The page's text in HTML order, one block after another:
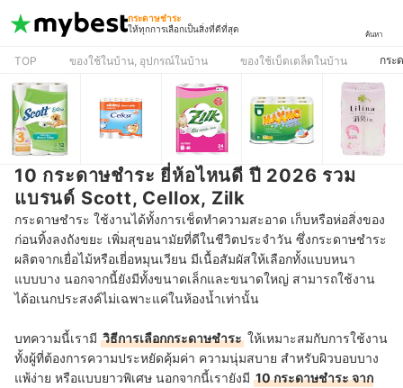
กระดาษชำระ
ให้ทุกการเลือกเป็นสิ่งที่ดีที่สุด
ค้นหา
TOP ของใช้ในบ้าน, อุปกรณ์ในบ้าน ของใช้เบ็ดเตล็ดในบ้าน กระ
10 กระดาษชำระ ยี่ห้อไหนดี ปี 2026 รวม
แบรนด์ Scott, Cellox, Zilk
กระดาษชำระ ใช้งานได้ทั้งการเช็ดทำความสะอาด เก็บหรือห่อสิ่งของ
ก่อนทิ้งลงถังขยะ เพิ่มสุขอนามัยที่ดีในชีวิตประจำวัน ซึ่งกระดาษชำระ
ผลิตจากเยื่อไม้หรือเยี่อหมุนเวียน มีเนื้อสัมผัสให้เลือกทั้งแบบหนา
แบบบาง นอกจากนี้ยังมีทั้งขนาดเล็กและขนาดใหญ่ สามารถใช้งาน
ได้อเนกประสงค์ไม่เฉพาะแค่ในห้องน้ำเท่านั้น
บทความนี้เรามี วิธีการเลือกกระดาษชำระ ให้เหมาะสมกับการใช้งาน
ทั้งผู้ที่ต้องการความประหยัดคุ้มค่า ความนุ่มสบาย สำหรับผิวบอบบาง
แพ้ง่าย หรือแบบยาวพิเศษ นอกจากนี้เรายังมี 10 กระดาษชำระ จาก